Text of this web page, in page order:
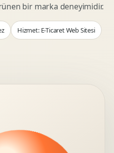
bir marka deneyimidir.
Hizmet: E-Ticaret Web Sitesi